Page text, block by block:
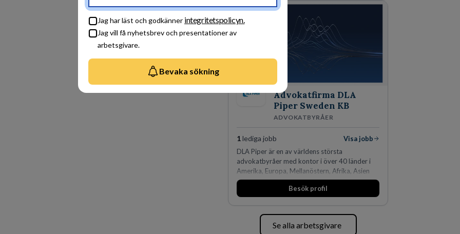
Jag har läst och godkänner integritetspolicyn.
Jag vill få nyhetsbrev och presentationer av
arbetsgivare.
Bevaka sökning
den största privata återförsäljaren av Volvo
Lastvagnar och finns representerade på 20
orter i södra Sverige.
Advokatfirma DLA
Piper Sweden KB
ADVOKATBYRÅER
1lediga jobb
Visa jobb
DLA Piper är en av världens största
advokatbyråer med kontor i över 40 länder i
Amerika, Europa, Mellanöstern, Afrika, Asien
och Oceanien. Vi är specialister inom
affärsjuridikens alla områden och vi har några
Köpenhamn, Århus, Oslo och Helsingfors kan vi
på DLA Piper erbjuda våra klienter en unik,
Besök profil
Se alla arbetsgivare